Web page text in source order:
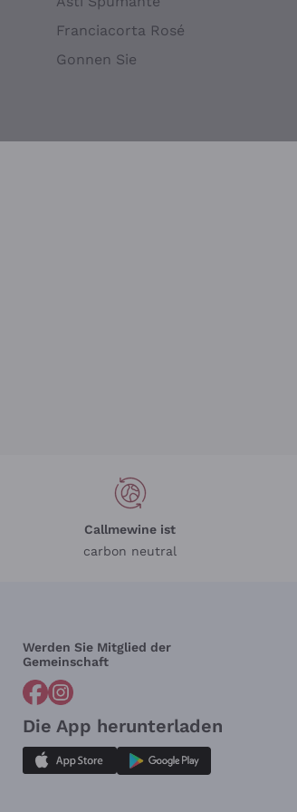
Franciacorta Rosé
Gonnen Sie
Callmewine ist
carbon neutral
Werden Sie Mitglied der
Gemeinschaft
Die App herunterladen